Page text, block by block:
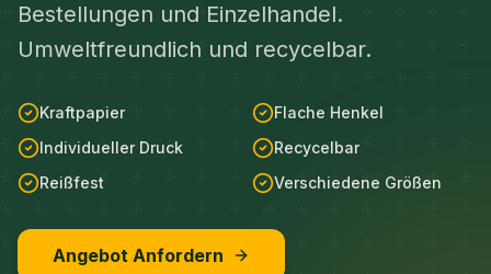
Bestellungen und Einzelhandel.
Umweltfreundlich und recycelbar.
Kraftpapier
Flache Henkel
Individueller Druck
Recycelbar
Reißfest
Verschiedene Größen
Angebot Anfordern